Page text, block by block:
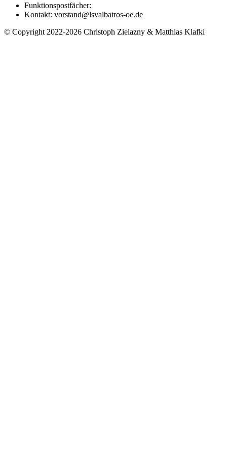
Funktionspostfächer:
Kontakt: vorstand@lsvalbatros-oe.de
© Copyright 2022-2026 Christoph Zielazny & Matthias Klafki